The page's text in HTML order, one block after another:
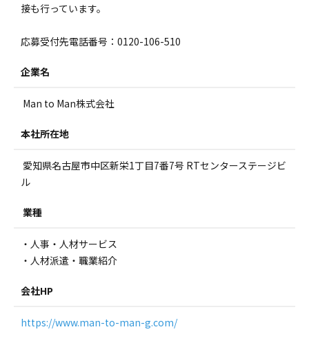
接も行っています。
応募受付先電話番号：0120-106-510
企業名
Man to Man株式会社
本社所在地
愛知県名古屋市中区新栄1丁目7番7号 RTセンターステージビ
ル
業種
・人事・人材サービス
・人材派遣・職業紹介
会社HP
https://www.man-to-man-g.com/